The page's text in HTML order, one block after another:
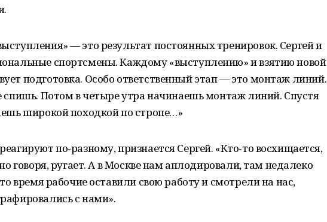
— это результат постоянных тренировок. Сергей и
спортсмены. Каждому «выступлению» и взятию новой
подготовка. Особо ответственный этап — это монтаж линий.
спишь. Потом в четыре утра начинаешь монтаж линий. Спустя
широкой походкой по стропе…»
по-разному, признается Сергей. «Кто-то восхищается,
говоря, ругает. А в Москве нам аплодировали, там недалеко
время рабочие оставили свою работу и смотрели на нас,
с нами».